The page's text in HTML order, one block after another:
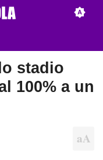
stadio
100% a un